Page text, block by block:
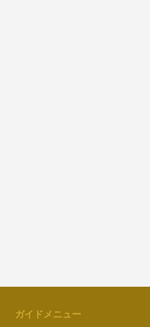
ガイドメニュー